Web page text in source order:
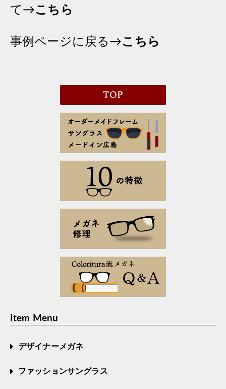
て→こちら
事例ページに戻る→こちら
Item Menu
デザイナーメガネ
ファッションサングラス